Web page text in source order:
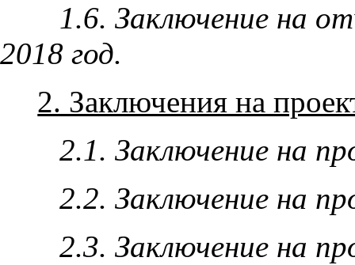
1.6. Заключение на
2018 год.
2. Заключения на
2.1. Заключение на
2.2. Заключение на
2.3. Заключение на